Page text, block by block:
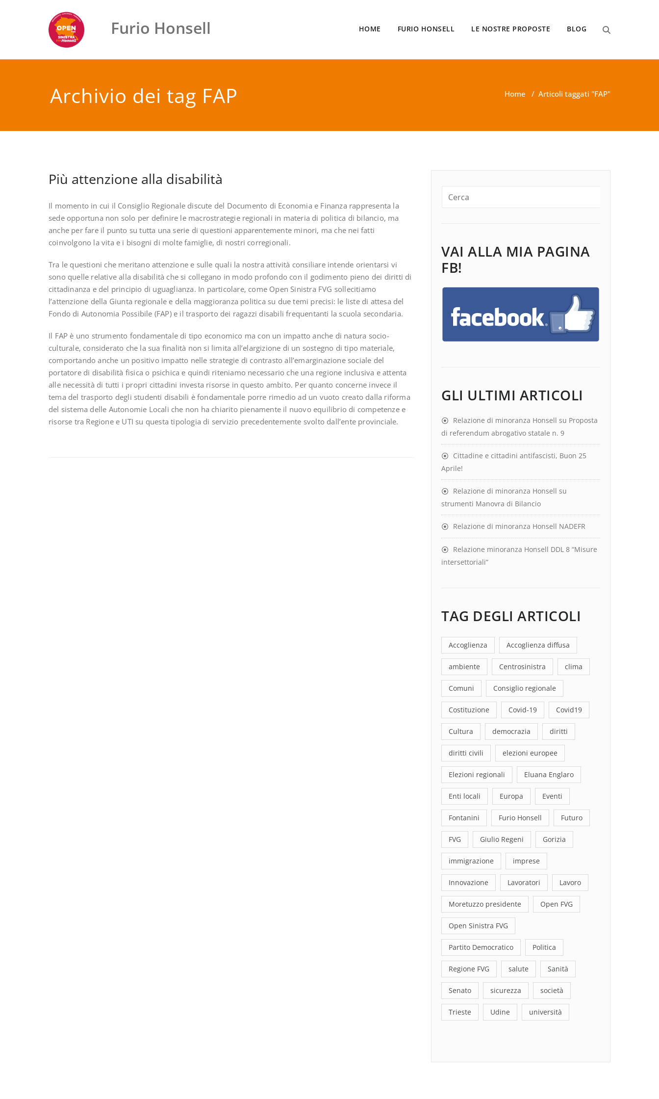
Furio Honsell HOME FURIO HONSELL LE NOSTRE PROPOSTE BLOG
Archivio dei tag FAP Home / Articoli taggati "FAP"
Più attenzione alla disabilità
Il momento in cui il Consiglio Regionale discute del Documento di Economia e Finanza rappresenta la
sede opportuna non solo per definire le macrostrategie regionali in materia di politica di bilancio, ma
anche per fare il punto su tutta una serie di questioni apparentemente minori, ma che nei fatti
coinvolgono la vita e i bisogni di molte famiglie, di nostri corregionali.
Tra le questioni che meritano attenzione e sulle quali la nostra attività consiliare intende orientarsi vi
sono quelle relative alla disabilità che si collegano in modo profondo con il godimento pieno dei diritti di
cittadinanza e del principio di uguaglianza. In particolare, come Open Sinistra FVG sollecitiamo
l’attenzione della Giunta regionale e della maggioranza politica su due temi precisi: le liste di attesa del
Fondo di Autonomia Possibile (FAP) e il trasporto dei ragazzi disabili frequentanti la scuola secondaria.
Il FAP è uno strumento fondamentale di tipo economico ma con un impatto anche di natura socio-
culturale, considerato che la sua finalità non si limita all’elargizione di un sostegno di tipo materiale,
comportando anche un positivo impatto nelle strategie di contrasto all’emarginazione sociale del
portatore di disabilità fisica o psichica e quindi riteniamo necessario che una regione inclusiva e attenta
alle necessità di tutti i propri cittadini investa risorse in questo ambito. Per quanto concerne invece il
tema del trasporto degli studenti disabili è fondamentale porre rimedio ad un vuoto creato dalla riforma
del sistema delle Autonomie Locali che non ha chiarito pienamente il nuovo equilibrio di competenze e
risorse tra Regione e UTI su questa tipologia di servizio precedentemente svolto dall’ente provinciale.
VAI ALLA MIA PAGINA
FB!
GLI ULTIMI ARTICOLI
Relazione di minoranza Honsell su Proposta
di referendum abrogativo statale n. 9
Cittadine e cittadini antifascisti, Buon 25
Aprile!
Relazione di minoranza Honsell su
strumenti Manovra di Bilancio
Relazione di minoranza Honsell NADEFR
Relazione minoranza Honsell DDL 8 “Misure
intersettoriali”
TAG DEGLI ARTICOLI
Accoglienza Accoglienza diffusa
ambiente Centrosinistra clima
Comuni Consiglio regionale
Costituzione Covid-19 Covid19
Cultura democrazia diritti
diritti civili elezioni europee
Elezioni regionali Eluana Englaro
Enti locali Europa Eventi
Fontanini Furio Honsell Futuro
FVG Giulio Regeni Gorizia
immigrazione imprese
Innovazione Lavoratori Lavoro
Moretuzzo presidente Open FVG
Open Sinistra FVG
Partito Democratico Politica
Regione FVG salute Sanità
Senato sicurezza società
Trieste Udine università